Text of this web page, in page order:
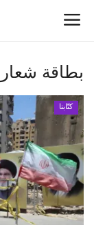
الأخبار
كتّابنا
السعودية
اقتصاد
بطاقة
كتّابنا